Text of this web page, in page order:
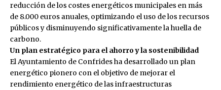
reducción de los costes energéticos municipales en más
de 8.000 euros anuales, optimizando el uso de los recursos
públicos y disminuyendo significativamente la huella de
carbono.
Un plan estratégico para el ahorro y la sostenibilidad
El Ayuntamiento de Confrides ha desarrollado un plan
energético pionero con el objetivo de mejorar el
rendimiento energético de las infraestructuras